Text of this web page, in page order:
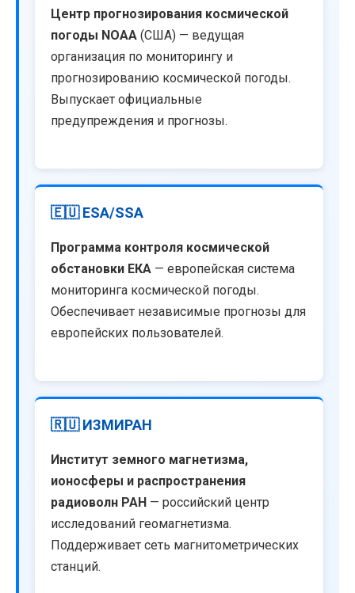
Центр прогнозирования космической
погоды NOAA (США) — ведущая
организация по мониторингу и
прогнозированию космической погоды.
Выпускает официальные
предупреждения и прогнозы.
🇪🇺 ESA/SSA
Программа контроля космической
обстановки ЕКА — европейская система
мониторинга космической погоды.
Обеспечивает независимые прогнозы для
европейских пользователей.
🇷🇺 ИЗМИРАН
Институт земного магнетизма,
ионосферы и распространения
радиоволн РАН — российский центр
исследований геомагнетизма.
Поддерживает сеть магнитометрических
станций.